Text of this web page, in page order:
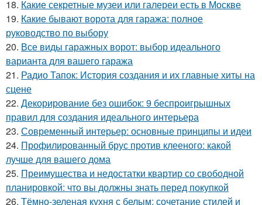
18. Какие секретные музеи или галереи есть в Москве
19. Какие бывают ворота для гаража: полное
руководство по выбору
20. Все виды гаражных ворот: выбор идеального
варианта для вашего гаража
21. Радио Тапок: История создания и их главные хиты на
сцене
22. Декорирование без ошибок: 9 беспроигрышных
правил для создания идеального интерьера
23. Современный интерьер: основные принципы и идеи
24. Профилированный брус против клееного: какой
лучше для вашего дома
25. Преимущества и недостатки квартир со свободной
планировкой: что вы должны знать перед покупкой
26. Тёмно-зеленая кухня с белым: сочетание стилей и